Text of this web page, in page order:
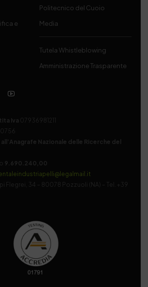
e
Politecnico del Cuoio
Media
Tutela Whistleblowing
Amministrazione Trasparente
Iva 07936981211
Nazionale delle Ricerche del
9.690.240,00
Flegrei, 34 – 80078 Pozzuoli (NA) – Tel. +39